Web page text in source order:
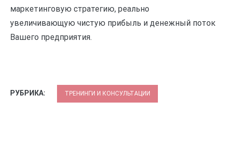
маркетинговую стратегию, реально
увеличивающую чистую прибыль и денежный поток
Вашего предприятия.
РУБРИКА: ТРЕНИНГИ И КОНСУЛЬТАЦИИ